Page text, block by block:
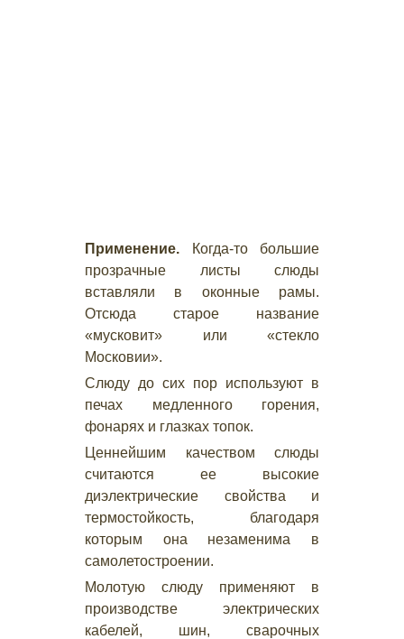
Применение. Когда-то большие
прозрачные листы слюды
вставляли в оконные рамы.
Отсюда старое название
«мусковит» или «стекло
Московии».
Слюду до сих пор используют в
печах медленного горения,
фонарях и глазках топок.
Ценнейшим качеством слюды
считаются ее высокие
диэлектрические свойства и
термостойкость, благодаря
которым она незаменима в
самолетостроении.
Молотую слюду применяют в
производстве электрических
кабелей, шин, сварочных